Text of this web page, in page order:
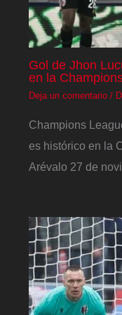
Gol de Jhon
en la
Deja un comentario /
Champions
es histórico en la
Arévalo 27 de